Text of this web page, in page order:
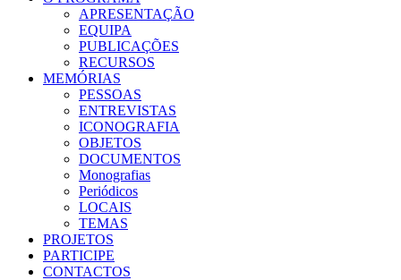
APRESENTAÇÃO
EQUIPA
PUBLICAÇÕES
RECURSOS
MEMÓRIAS
PESSOAS
ENTREVISTAS
ICONOGRAFIA
OBJETOS
DOCUMENTOS
Monografias
Periódicos
LOCAIS
TEMAS
PROJETOS
PARTICIPE
CONTACTOS